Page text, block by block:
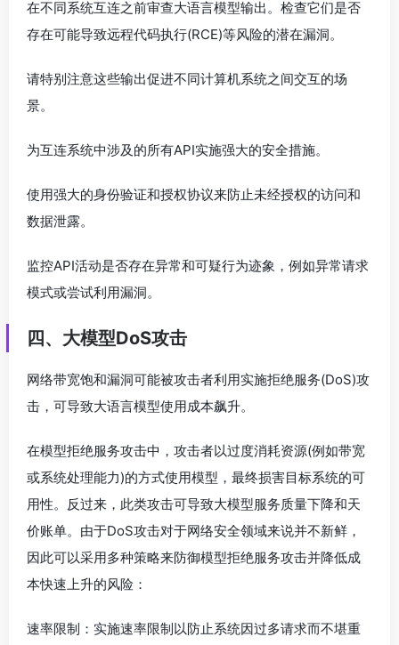
在不同系统互连之前审查大语言模型输出。检查它们是否
存在可能导致远程代码执行(RCE)等风险的潜在漏洞。
请特别注意这些输出促进不同计算机系统之间交互的场
景。
为互连系统中涉及的所有API实施强大的安全措施。
使用强大的身份验证和授权协议来防止未经授权的访问和
数据泄露。
监控API活动是否存在异常和可疑行为迹象，例如异常请求
模式或尝试利用漏洞。
四、大模型DoS攻击
网络带宽饱和漏洞可能被攻击者利用实施拒绝服务(DoS)攻
击，可导致大语言模型使用成本飙升。
在模型拒绝服务攻击中，攻击者以过度消耗资源(例如带宽
或系统处理能力)的方式使用模型，最终损害目标系统的可
用性。反过来，此类攻击可导致大模型服务质量下降和天
价账单。由于DoS攻击对于网络安全领域来说并不新鲜，
因此可以采用多种策略来防御模型拒绝服务攻击并降低成
本快速上升的风险：
速率限制：实施速率限制以防止系统因过多请求而不堪重